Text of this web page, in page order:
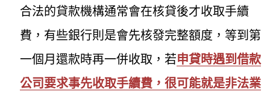
合法的貸款機構通常會在核貸後才收取手續
費，有些銀行則是會先核發完整額度，等到第
一個月還款時再一併收取，若申貸時遇到借款
公司要求事先收取手續費，很可能就是非法業